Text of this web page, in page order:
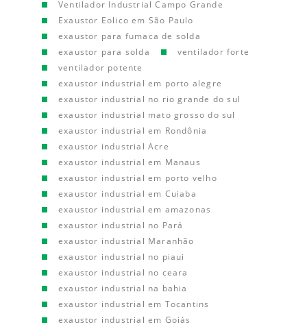
Ventilador Industrial Campo Grande
Exaustor Eolico em São Paulo
exaustor para fumaca de solda
exaustor para solda
ventilador forte
ventilador potente
exaustor industrial em porto alegre
exaustor industrial no rio grande do sul
exaustor industrial mato grosso do sul
exaustor industrial em Rondônia
exaustor industrial Acre
exaustor industrial em Manaus
exaustor industrial em porto velho
exaustor industrial em Cuiaba
exaustor industrial em amazonas
exaustor industrial no Pará
exaustor industrial Maranhão
exaustor industrial no piaui
exaustor industrial no ceara
exaustor industrial na bahia
exaustor industrial em Tocantins
exaustor industrial em Goiás